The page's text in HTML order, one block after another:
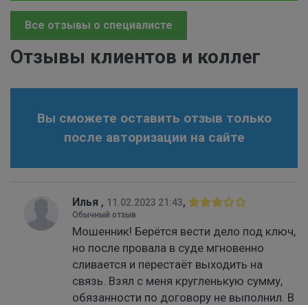
Все отзывы о специалисте
Отзывы клиентов и коллег
Вы сможете оставить отзыв только
после авторизации на сайте
Илья , 11.02.2023 21:43,
Обычный отзыв
Мошенник! Берётся вести дело под ключ,
но после провала в суде мгновенно
сливается и перестаёт выходить на
связь. Взял с меня кругленькую сумму,
обязанности по договору не выполнил. В